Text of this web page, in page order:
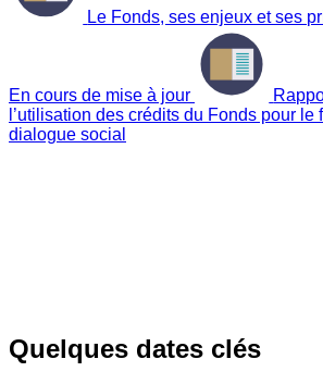
Le Fonds, ses enjeux et ses
En cours de mise à jour
l’utilisation des crédits du Fonds pour le
dialogue social
Quelques dates clés